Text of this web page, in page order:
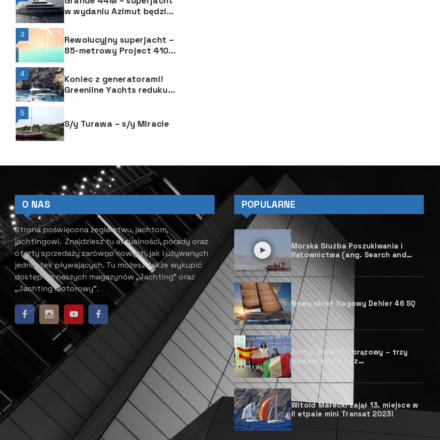
w wydaniu Azimut będzie
nowym flagowcem
3
Rewolucyjny superjacht –
85-metrowy Project 410
Royal Huisman
4
Koniec z generatorami!
Greenline Yachts redukuje
emisję dwutlenku węgla
zabawy z żeglowania
5
S/y Turawa – s/y Miracle
O NAS
Strona poświęcona żeglarstwu, jachtom,
jachtingowi. Znajdziesz tu aktualności, porady oraz
oferty sprzedaży zarówno nowych, jak i używanych
jednostek pływających. ​ Tu możesz także wykupić
dostęp do naszych magazynów „Jachting” oraz
„Jachting Motorowy”.
POPULARNE
Morska Służba Poszukiwania i
Ratownictwa (ang. Search and
Rescue) służy wszystkim
żeglarzom
Nowy okręt flagowy Dehler 46 SQ
Złoty, srebrny i brązowy – trzy
medale żeglarzy z
niepełnosprawnościami na
Mistrzostwach Świata w klasie
Hansa 303!
Witold Małecki zajął 13. miejsce w
II etpaie mini Transat 2023!